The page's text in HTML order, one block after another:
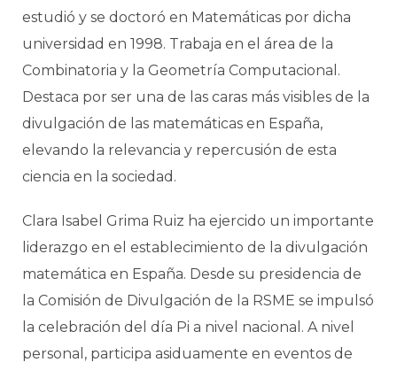
estudió y se doctoró en Matemáticas por dicha
universidad en 1998. Trabaja en el área de la
Combinatoria y la Geometría Computacional.
Destaca por ser una de las caras más visibles de la
divulgación de las matemáticas en España,
elevando la relevancia y repercusión de esta
ciencia en la sociedad.
Clara Isabel Grima Ruiz ha ejercido un importante
liderazgo en el establecimiento de la divulgación
matemática en España. Desde su presidencia de
la Comisión de Divulgación de la RSME se impulsó
la celebración del día Pi a nivel nacional. A nivel
personal, participa asiduamente en eventos de